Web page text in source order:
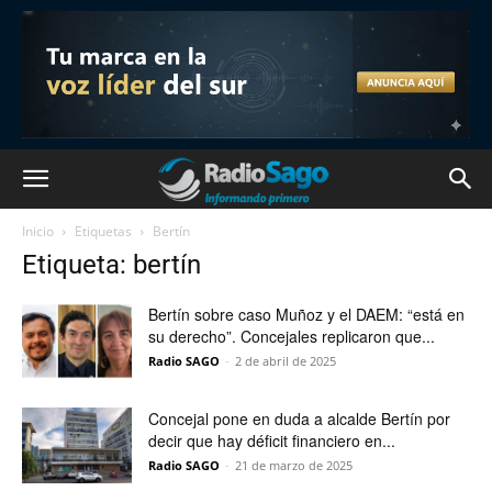
Inicio Etiquetas Bertín
Etiqueta: bertín
Bertín sobre caso Muñoz y el DAEM: “está en
su derecho”. Concejales replicaron que...
Radio SAGO - 2 de abril de 2025
Concejal pone en duda a alcalde Bertín por
decir que hay déficit financiero en...
Radio SAGO - 21 de marzo de 2025